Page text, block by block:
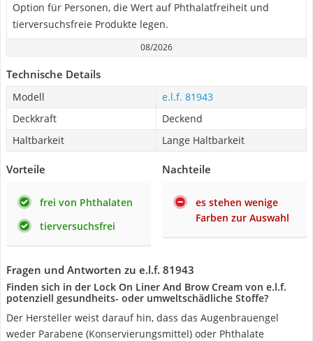
Option für Personen, die Wert auf Phthalatfreiheit und
tierversuchsfreie Produkte legen.
08/2026
Technische Details
Modell
e.l.f. 81943
Deckkraft
Deckend
Haltbarkeit
Lange Haltbarkeit
Vorteile
frei von Phthalaten
tierversuchsfrei
Nachteile
es stehen wenige
Farben zur Auswahl
Fragen und Antworten zu e.l.f. 81943
Finden sich in der Lock On Liner And Brow Cream von e.l.f.
potenziell gesundheits- oder umweltschädliche Stoffe?
Der Hersteller weist darauf hin, dass das Augenbrauengel
weder Parabene (Konservierungsmittel) oder Phthalate